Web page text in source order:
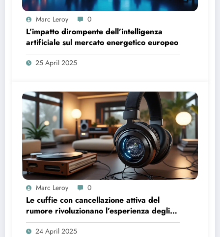
Marc Leroy 0
L’impatto dirompente dell’intelligenza
artificiale sul mercato energetico europeo
25 April 2025
Marc Leroy 0
Le cuffie con cancellazione attiva del
rumore rivoluzionano l’esperienza degli
audiofili più esigenti.
24 April 2025